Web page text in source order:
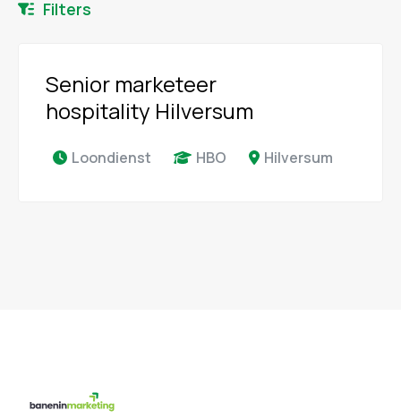
Filters
Senior marketeer
hospitality Hilversum
Loondienst HBO Hilversum